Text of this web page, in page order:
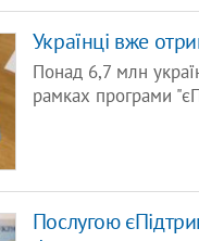
Українці вже
Понад 6,7 млн
рамках програми
Послугою